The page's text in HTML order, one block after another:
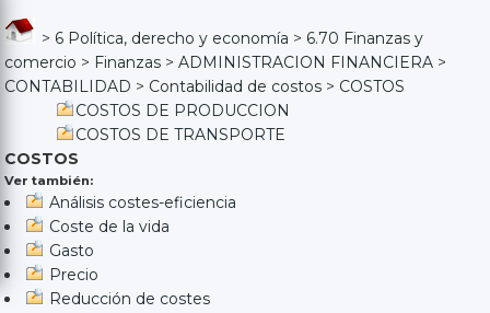
> 6 Política, derecho y economía > 6.70 Finanzas y
comercio > Finanzas > ADMINISTRACION FINANCIERA >
CONTABILIDAD > Contabilidad de costos > COSTOS
COSTOS DE PRODUCCION
COSTOS DE TRANSPORTE
COSTOS
Ver también:
Análisis costes-eficiencia
Coste de la vida
Gasto
Precio
Reducción de costes